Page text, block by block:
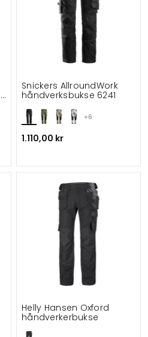
+6
Snickers AllroundWork
håndverksbukse 6241
1.110,00 kr
Helly Hansen Oxford
håndverkerbukse